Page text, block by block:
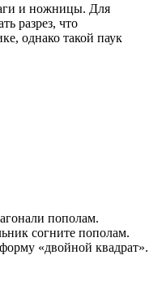
и ножницы. Для
разрез, что
однако такой паук
пополам.
согните пополам.
«двойной квадрат».